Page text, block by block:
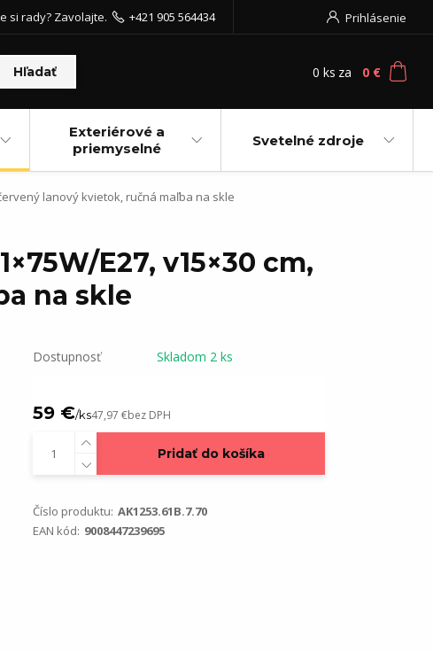
Prihlásenie
Hľadať
si rady? Zavolajte. +421 905 564434
0 ks za 0 €
Exteriérové a
priemyselné
Svetelné zdroje
lanový kvietok, ručná maľba na skle
E27, v15×30 cm,
na skle
Dostupnosť Skladom 2 ks
59 €/ks47,97 €bez DPH
Pridať do košíka
Číslo produktu: AK1253.61B.7.70
EAN kód: 9008447239695